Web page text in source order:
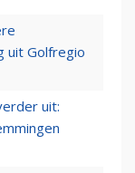
uit Golfregio
uit: